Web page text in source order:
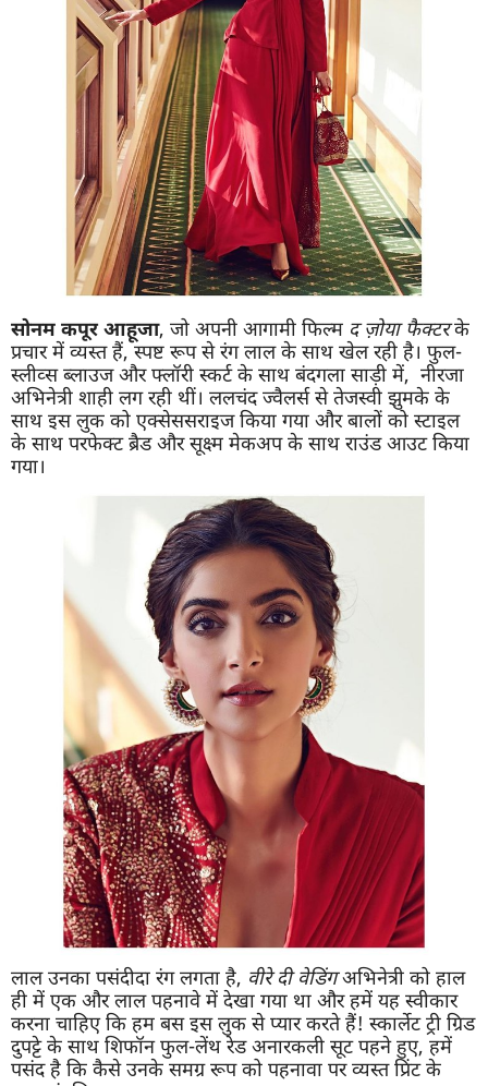
सोनम कपूर आहूजा, जो अपनी आगामी फिल्म द ज़ोया फैक्टरके
प्रचार में व्यस्त हैं, स्पष्ट रूप से रंग लाल के साथ खेल रही है। फुल-
स्लीव्स ब्लाउज और फ्लॉरी स्कर्ट के साथ बंदगला साड़ी में, नीरजा
अभिनेत्री शाही लग रही थीं। ललचंद ज्वैलर्स से तेजस्वी झुमके के
साथ इस लुक को एक्सेससराइज किया गया और बालों को स्टाइल
के साथ परफेक्ट ब्रैड और सूक्ष्म मेकअप के साथ राउंड आउट किया
गया।
लाल उनका पसंदीदा रंग लगता है, वीरे दी वेडिंगअभिनेत्री को हाल
ही में एक और लाल पहनावे में देखा गया था और हमें यह स्वीकार
करना चाहिए कि हम बस इस लुक से प्यार करते हैं! स्कार्लेट ट्री ग्रिड
दुपट्टे के साथ शिफॉन फुल-लेंथ रेड अनारकली सूट पहने हुए, हमें
पसंद है कि कैसे उनके समग्र रूप को पहनावा पर व्यस्त प्रिंट के